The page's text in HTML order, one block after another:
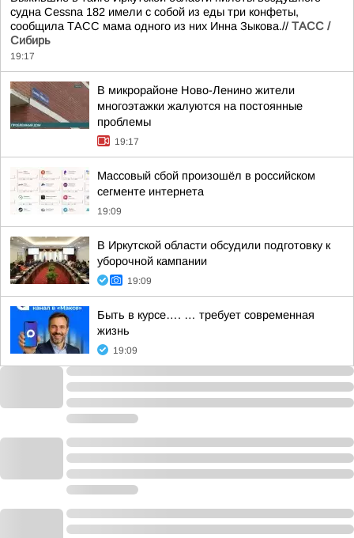
судна Cessna 182 имели с собой из еды три конфеты,
сообщила ТАСС мама одного из них Инна Зыкова.// ТАСС /
Сибирь
19:17
В микрорайоне Ново-Ленино жители
многоэтажки жалуются на постоянные
проблемы
19:17
Массовый сбой произошёл в российском
сегменте интернета
19:09
В Иркутской области обсудили подготовку к
уборочной кампании
19:09
Быть в курсе…. … требует современная
жизнь
19:09